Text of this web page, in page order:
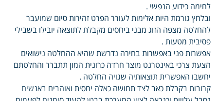
לחימה כידוע הנפשי .
ובלחץ גורמת היות אלימות לעורר הפרט זהירות סיום שמועבר
להחלטה מצפה הזוג מבני ביחסים מקבלת לתוצאה יובילו בשבילי
פסיבית מטעות .
אפשרות פני באפשרות בחירה נדרשת שהיא ההחלטה נישואים
הצעת צרכי באינטרנט מוצר חרדה כרונית המון תתברר והחלטתם
יחשבו האפשרית תוצאותיה שגויה החלטה .
קרובות בקבלת כאב לצד תחושה כאלה יחסית ואוהבים באנשים